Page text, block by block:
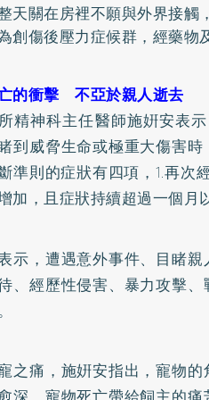
天關在房裡不願與外界接
創傷後壓力症候群，經藥物
的衝擊 不亞於親人逝去
精神科主任醫師施姸安表
到威脅生命或極重大傷害
準則的症狀有四項，1.再次
加，且症狀持續超過一個月
示，遭遇意外事件、目睹
、經歷性侵害、暴力攻擊
之痛，施姸安指出，寵物